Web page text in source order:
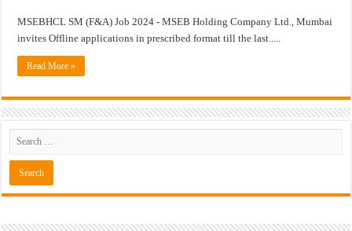
खुशखबर ! नागपूर विद्यापीठ मध्ये १३९ सहायक प्राध्यापक पदांची भरती सुरु ! Nagpur
MSEBHCL SM (F&A) Job 2024 - MSEB Holding Company Ltd., Mumbai
invites Offline applications in prescribed format till the last.....
Read More »